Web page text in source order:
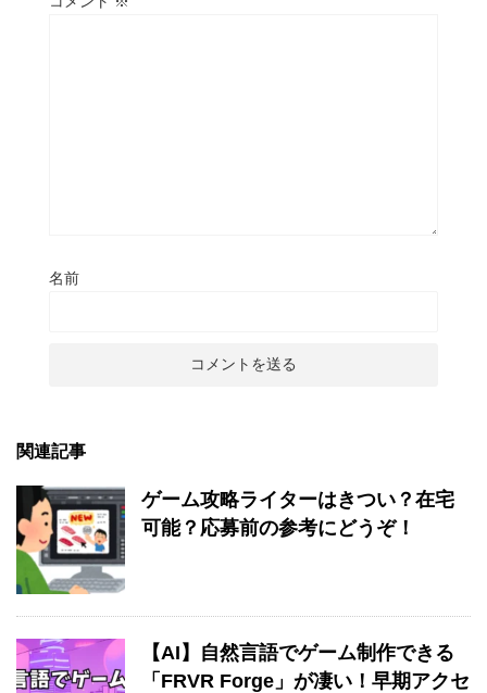
名前
関連記事
ゲーム攻略ライターはきつい？在宅
可能？応募前の参考にどうぞ！
【AI】自然言語でゲーム制作できる
「FRVR Forge」が凄い！早期アクセ